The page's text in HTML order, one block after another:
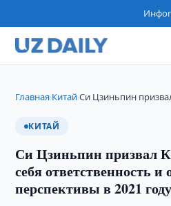
Главная›Китай›Си Цзиньпин
КИТАЙ
Си Цзиньпин призвал
себя ответственность
перспективы в 2021 году